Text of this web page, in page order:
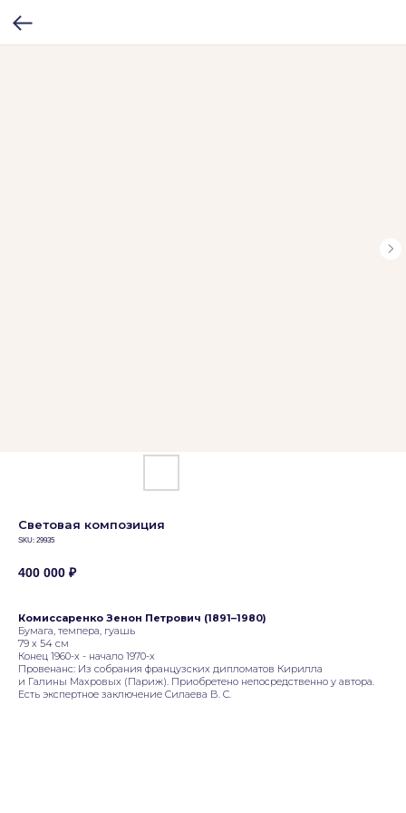
Световая композиция
SKU: 29935
400 000 ₽
Комиссаренко Зенон Петрович (1891–1980)
Бумага, темпера, гуашь
79 х 54 см
Конец 1960-х - начало 1970-х
Провенанс: Из собрания французских дипломатов Кирилла
и Галины Махровых (Париж). Приобретено непосредственно у автора.
Есть экспертное заключение Силаева В. С.